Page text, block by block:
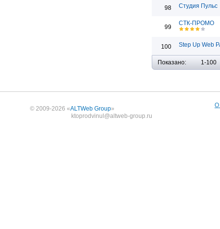
98 Студия Пульс
99
СТК-ПРОМО
100 Step Up Web
Показано: 1-100
© 2009-2026 «ALTWeb Group»
ktoprodvinul@altweb-group.ru
О